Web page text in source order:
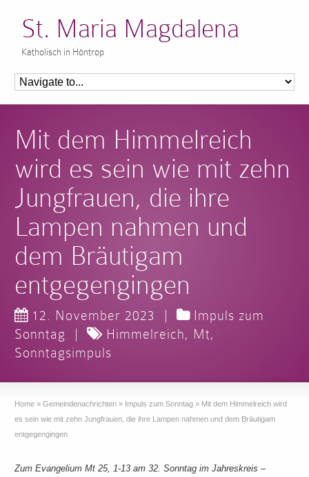
St. Maria Magdalena
Katholisch in Höntrop
Mit dem Himmelreich
wird es sein wie mit zehn
Jungfrauen, die ihre
Lampen nahmen und
dem Bräutigam
entgegengingen
12. November 2023 |
Impuls zum
Sonntag
| Himmelreich, Mt,
Sonntagsimpuls
Home » Gemeindenachrichten » Impuls zum Sonntag » Mit dem Himmelreich wird
es sein wie mit zehn Jungfrauen, die ihre Lampen nahmen und dem Bräutigam
entgegengingen
Zum Evangelium Mt 25, 1-13 am 32. Sonntag im Jahreskreis –